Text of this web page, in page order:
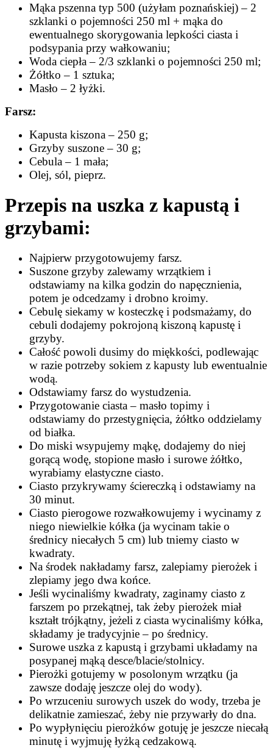
Mąka pszenna typ 500 (użyłam poznańskiej) – 2
szklanki o pojemności 250 ml + mąka do
ewentualnego skorygowania lepkości ciasta i
podsypania przy wałkowaniu;
Woda ciepła – 2/3 szklanki o pojemności 250 ml;
Żółtko – 1 sztuka;
Masło – 2 łyżki.
Farsz:
Kapusta kiszona – 250 g;
Grzyby suszone – 30 g;
Cebula – 1 mała;
Olej, sól, pieprz.
Przepis na uszka z kapustą i
grzybami:
Najpierw przygotowujemy farsz.
Suszone grzyby zalewamy wrzątkiem i
odstawiamy na kilka godzin do napęcznienia,
potem je odcedzamy i drobno kroimy.
Cebulę siekamy w kosteczkę i podsmażamy, do
cebuli dodajemy pokrojoną kiszoną kapustę i
grzyby.
Całość powoli dusimy do miękkości, podlewając
w razie potrzeby sokiem z kapusty lub ewentualnie
wodą.
Odstawiamy farsz do wystudzenia.
Przygotowanie ciasta – masło topimy i
odstawiamy do przestygnięcia, żółtko oddzielamy
od białka.
Do miski wsypujemy mąkę, dodajemy do niej
gorącą wodę, stopione masło i surowe żółtko,
wyrabiamy elastyczne ciasto.
Ciasto przykrywamy ściereczką i odstawiamy na
30 minut.
Ciasto pierogowe rozwałkowujemy i wycinamy z
niego niewielkie kółka (ja wycinam takie o
średnicy niecałych 5 cm) lub tniemy ciasto w
kwadraty.
Na środek nakładamy farsz, zalepiamy pierożek i
zlepiamy jego dwa końce.
Jeśli wycinaliśmy kwadraty, zaginamy ciasto z
farszem po przekątnej, tak żeby pierożek miał
kształt trójkątny, jeżeli z ciasta wycinaliśmy kółka,
składamy je tradycyjnie – po średnicy.
Surowe uszka z kapustą i grzybami układamy na
posypanej mąką desce/blacie/stolnicy.
Pierożki gotujemy w posolonym wrzątku (ja
zawsze dodaję jeszcze olej do wody).
Po wrzuceniu surowych uszek do wody, trzeba je
delikatnie zamieszać, żeby nie przywarły do dna.
Po wypłynięciu pierożków gotuję je jeszcze niecałą
minutę i wyjmuję łyżką cedzakową.